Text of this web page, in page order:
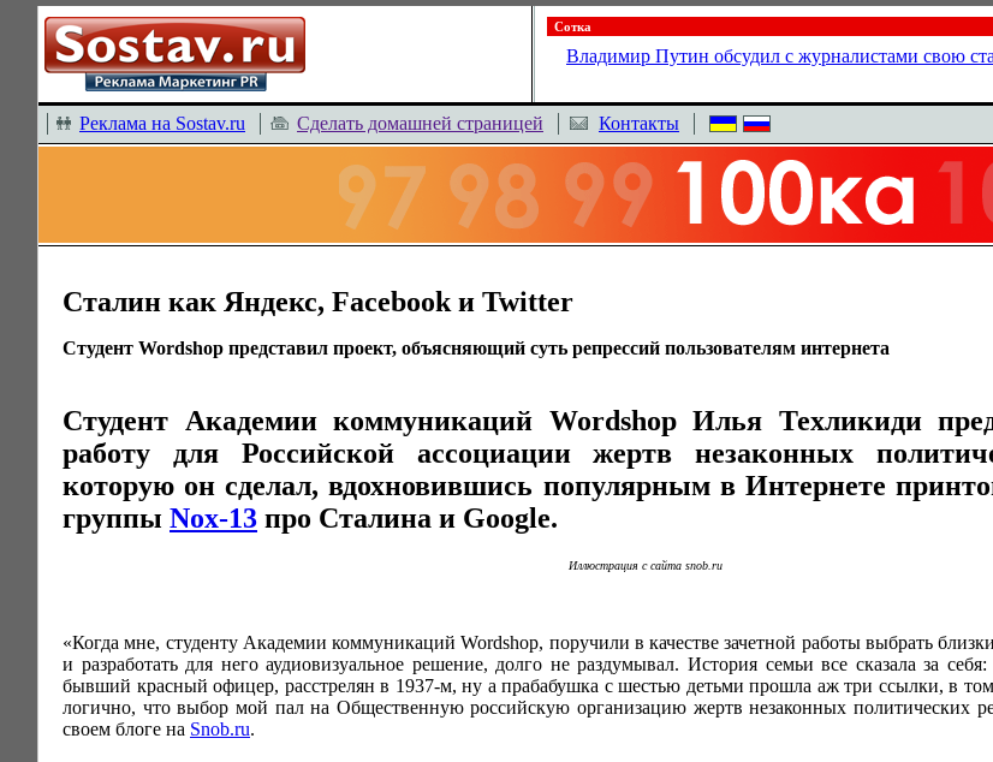
Сотка
Владимир Путин обсудил с журналистами свою
Реклама на Sostav.ru Сделать домашней страницей Контакты
Сталин как Яндекс, Facebook и Twitter
Студент Wordshop представил проект, объясняющий суть репрессий пользователям интернета
Студент Академии коммуникаций Wordshop Илья Техликиди
работу для Российской ассоциации жертв незаконных
которую он сделал, вдохновившись популярным в Интернете
группы Nox-13 про Сталина и Google.
Иллюстрация с сайта snob.ru
«Когда мне, студенту Академии коммуникаций Wordshop, поручили в качестве зачетной работы выбрать
и разработать для него аудиовизуальное решение, долго не раздумывал. История семьи все сказала за
бывший красный офицер, расстрелян в 1937-м, ну а прабабушка с шестью детьми прошла аж три ссылки, в
логично, что выбор мой пал на Общественную российскую организацию жертв незаконных политических
своем блоге на Snob.ru.